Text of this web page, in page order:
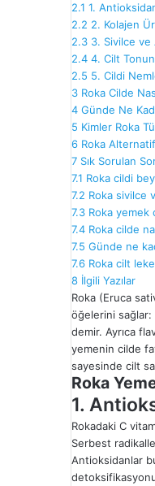
2.1 1.
2.2 2. Kolajen
2.3 3. Sivilce ve
2.4 4. Cilt
2.5 5. Cildi
3 Roka Cilde
4 Günde Ne
5 Kimler Roka
6 Roka
7 Sık Sorulan
7.1 Roka cildi
7.2 Roka sivilce
7.3 Roka yemek
7.4 Roka cilde
7.5 Günde ne
7.6 Roka cilt
8 İlgili Yazılar
Roka (Eruca
öğelerini sağlar:
demir. Ayrıca
yemenin cilde
sayesinde cilt
Roka
1.
Rokadaki C
Serbest
Antioksidanlar